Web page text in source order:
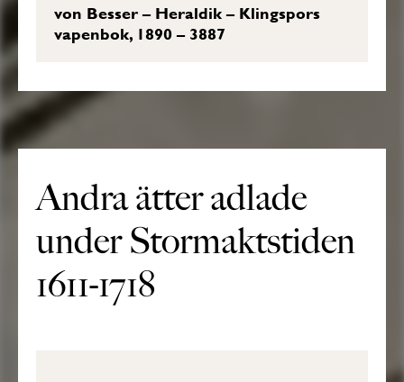
von Besser – Heraldik – Klingspors
vapenbok, 1890 – 3887
Andra ätter adlade
under Stormaktstiden
1611-1718